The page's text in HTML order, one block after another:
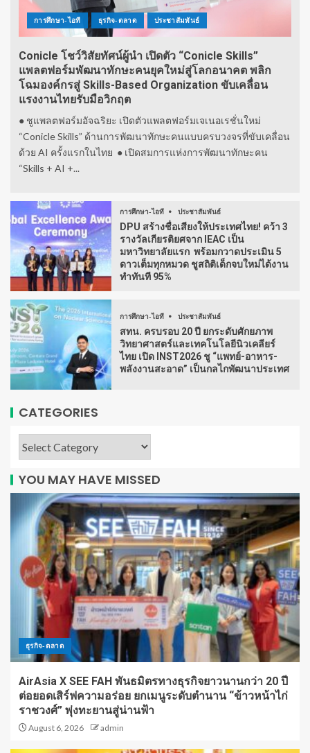
การศึกษา-ไอที ธุรกิจ-ตลาด ประชาสัมพันธ์
Conicle โชว์วิสัยทัศน์ผู้นำ เปิดตัว “Conicle Skills”
แพลตฟอร์มพัฒนาทักษะคนยุคใหม่สู่โลกอนาคต พลิก
โฉมองค์กรสู่ Skills-Based Organization ขับเคลื่อน
แรงงานไทยรับมือวิกฤต
● ชูแพลตฟอร์มอัจฉริยะ เปิดตัวแพลตฟอร์มเจเนอเรชั่นใหม่
“Conicle Skills” ด้านการพัฒนาทักษะคนแบบครบวงจรที่ขับเคลื่อน
ด้วย AI ครั้งแรกในไทย ● เปิดสมการแห่งการพัฒนาทักษะคน
“Skills + AI +...
การศึกษา-ไอที ประชาสัมพันธ์
DPU สร้างชื่อเสียงให้ประเทศไทย! คว้า 3
รางวัลเกียรติยศจาก IEAC เป็น
มหาวิทยาลัยแรก พร้อมกวาดประเมิน 5
ดาวเต็มทุกหมวด ชูสถิติเด็กจบใหม่ได้งาน
ทำทันที 95%
การศึกษา-ไอที ประชาสัมพันธ์
สทน. ครบรอบ 20 ปี ยกระดับศักยภาพ
วิทยาศาสตร์และเทคโนโลยีนิวเคลียร์
ไทย เปิด INST2026 ชู “แพทย์-อาหาร-
พลังงานสะอาด” เป็นกลไกพัฒนาประเทศ
CATEGORIES
YOU MAY HAVE MISSED
ธุรกิจ-ตลาด
AirAsia X SEE FAH พันธมิตรทางธุรกิจยาวนานกว่า 20 ปี
ต่อยอดเสิร์ฟความอร่อย ยกเมนูระดับตำนาน “ข้าวหน้าไก่
ราชวงศ์” พุ่งทะยานสู่น่านฟ้า
August 6, 2026 admin